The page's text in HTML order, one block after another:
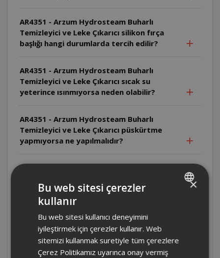
AR4351 - Arzum Hydrosteam Buharlı
Temizleyici ve Leke Çıkarıcı silikon fırça
başlığı hangi durumlarda tercih edilir?
AR4351 - Arzum Hydrosteam Buharlı
Temizleyici ve Leke Çıkarıcı sıcak su
yeterince ısınmıyorsa neden olabilir?
AR4351 - Arzum Hydrosteam Buharlı
Temizleyici ve Leke Çıkarıcı püskürtme
yapmıyorsa ne yapılmalıdır?
AR4351 - Arzum Hydrosteam Buharlı
nasıl temizlenir?
AR4351 - Arzum Hydrosteam Buharlı
Temizleyici ve Leke Çıkarıcı kendini
temizleme başlığı ne için kullanılır?
×
Bu web sitesi çerezler
kullanır
Bu web sitesi kullanıcı deneyimini
iyileştirmek için çerezler kullanır. Web
sitemizi kullanmak suretiyle tüm çerezlere
Çerez Politikamız uyarınca onay vermiş